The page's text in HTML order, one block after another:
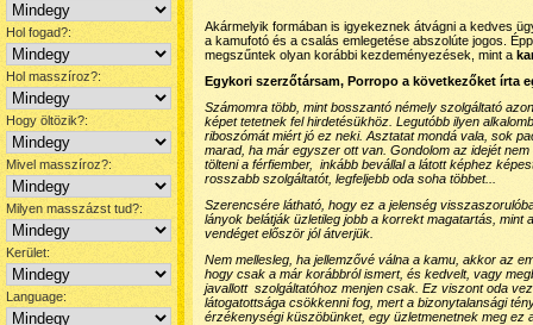
Hol fogad?:
Hol masszíroz?:
Hogy öltözik?:
Mivel masszíroz?:
Milyen masszázst tud?:
Kerület:
Language:
Akármelyik formában is igyekeznek átvágni a kedves
a kamufotó és a csalás emlegetése abszolúte jogos.
megszűntek olyan korábbi kezdeményezések, mint a
Egykori szerzőtársam, Porropo a következőket írta
Számomra több, mint bosszantó némely szolgáltató
képet tetetnek fel hirdetésükhöz. Legutóbb ilyen
riboszómát miért jó ez neki. Asztatat mondá vala, sok
marad, ha már egyszer ott van. Gondolom az idejét
tölteni a férfiember, inkább bevállal a látott képhez
rosszabb szolgáltatót, legfeljebb oda soha többet...
Szerencsére látható, hogy ez a jelenség
lányok belátják üzletileg jobb a korrekt magatartás, mint
vendéget először jól átverjük.
Nem mellesleg, ha jellemzővé válna a kamu, akkor az
hogy csak a már korábbról ismert, és kedvelt, vagy
javallott szolgáltatóhoz menjen csak. Ez viszont oda
látogatottsága csökkenni fog, mert a bizonytalansági
érzékenységi küszöbünket, egy üzletmenetnek meg ez